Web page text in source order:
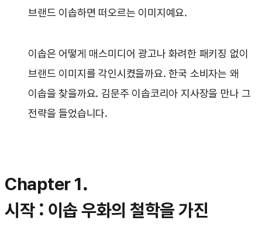
브랜드 이솝하면 떠오르는 이미지예요.
이솝은 어떻게 매스미디어 광고나 화려한 패키징 없이
브랜드 이미지를 각인시켰을까요. 한국 소비자는 왜
이솝을 찾을까요. 김문주 이솝코리아 지사장을 만나 그
전략을 들었습니다.
Chapter 1.
시작 : 이솝 우화의 철학을 가진